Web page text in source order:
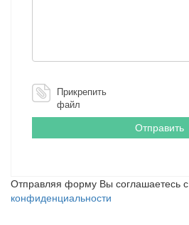
Прикрепить
файл
Отправляя форму Вы соглашаетесь с
конфиденциальности